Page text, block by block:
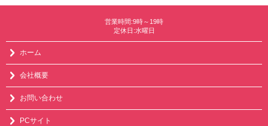
営業時間:9時～19時
定休日:水曜日
ホーム
会社概要
お問い合わせ
PCサイト